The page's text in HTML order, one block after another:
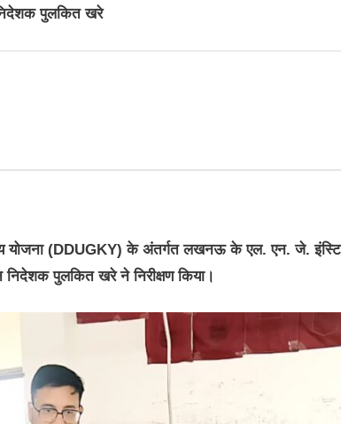
पुलकित खरे
योजना (DDUGKY) के अंतर्गत लखनऊ के एल. एन. जे.
पुलकित खरे ने निरीक्षण किया।